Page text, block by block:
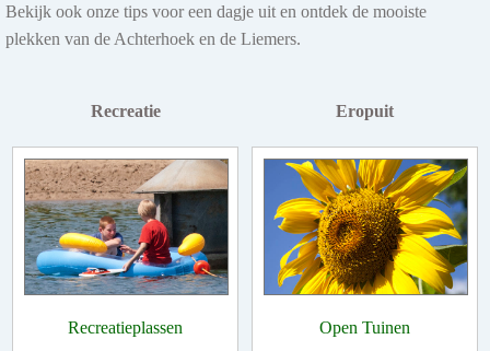
Bekijk ook onze tips voor een dagje uit en ontdek de mooiste
plekken van de Achterhoek en de Liemers.
Recreatie
Recreatieplassen
Eropuit
Open Tuinen